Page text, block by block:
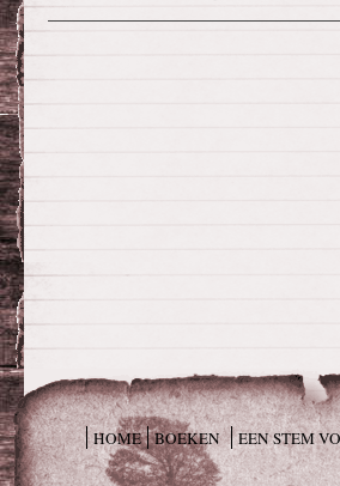
HOME BOEKEN EEN STEM